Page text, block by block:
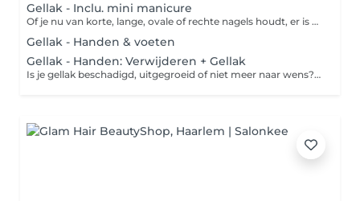
Gellak - Inclu. mini manicure
Of je nu van korte, lange, ovale of rechte nagels houdt, er is een reden waarom manicures tegenwoordig een van de meest populaire schoonheidsbehandelingen voor vrouwen zijn. Een professionele manicure specialiste verzorgt je handen en nagels tot in de perfectie. Als je een manicure wilt die er prachtig uitziet en lang meegaat, dan is de Gellak manicure iets voor jou. Met honderden kleuren om uit te kiezen, geeft het de perfecte finishing touch aan elke outfit. Deze behandeling duurt langer dan een klassieke manicure, maar aangezien een Gellak-manicure tot twee weken aanhoudt, is dat het wachten meer dan waard.
Gellak - Handen & voeten
Gellak - Handen: Verwijderen + Gellak
Is je gellak beschadigd, uitgegroeid of niet meer naar wens? Dan kun je deze professioneel laten verwijderen bij de salon. Tijdens de behandeling wordt de gellak er door middel van vijlen en nagellakremover voorzichtig afgehaald. Daarna volgt een verzorgende behandeling of kun je ervoor kiezen om nieuwe gellak aan te laten brengen. Zo zien je nagels er weer prachtig uit.